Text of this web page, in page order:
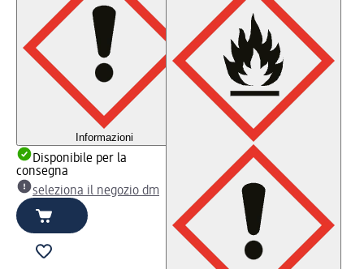
Informazioni
Disponibile per la
consegna
seleziona il negozio dm